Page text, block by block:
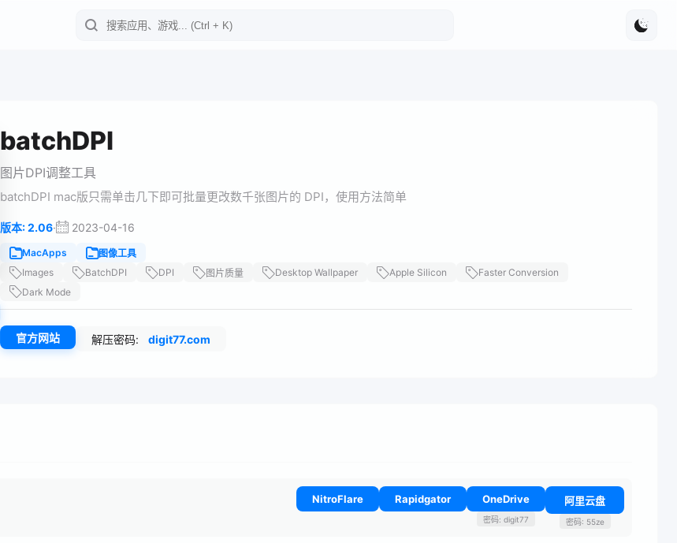
batchDPI
图片DPI调整工具
batchDPI mac版只需单击几下即可批量更改数千张图片的 DPI，使用方法简单
版本: 2.06· 2023-04-16
MacApps
图像工具
Images
BatchDPI DPI 图片质量 Desktop Wallpaper Apple Silicon
Faster Conversion
Dark Mode
官方网站 解压密码: digit77.com
NitroFlare Rapidgator OneDrive
密码: digit77
阿里云盘
密码: 55ze